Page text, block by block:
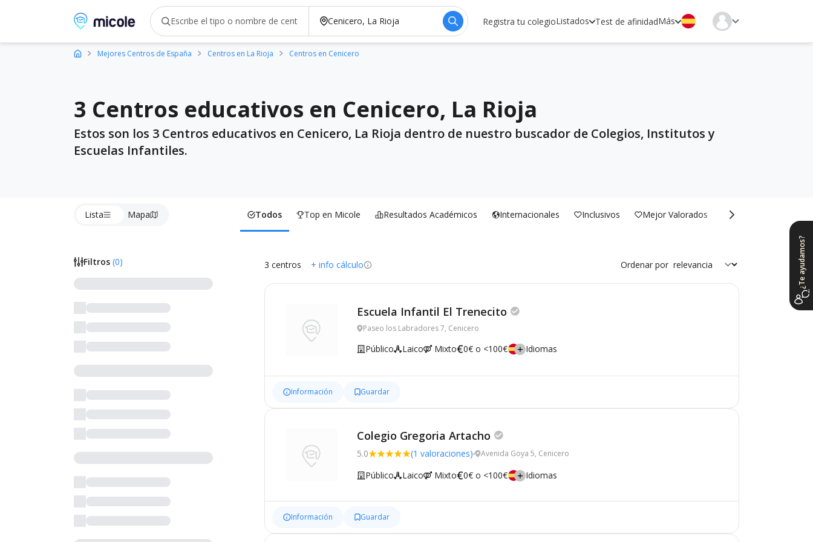
Micole, buscador de colegios Registra tu colegioListados Test de afinidadMás
Mejores Centros de España Centros en La Rioja Centros en Cenicero
3 Centros educativos en Cenicero, La Rioja
Estos son los 3 Centros educativos en Cenicero, La Rioja dentro de nuestro buscador de Colegios, Institutos y
Escuelas Infantiles.
Lista Mapa Todos Top en Micole Resultados Académicos Internacionales Inclusivos Mejor Valorados Bilingües
Filtros (0) 3 centros + info cálculo Ordenar por
Escuela Infantil El Trenecito
Paseo los Labradores 7, Cenicero
Público Laico Mixto 0€ o <100€ Idiomas
Información Guardar
Colegio Gregoria Artacho
5.0 (1 valoraciones) Avenida Goya 5, Cenicero
Público Laico Mixto 0€ o <100€ Idiomas
Información Guardar
¿Te ayudamos?